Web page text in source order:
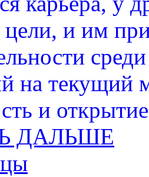
и им
на текущий
и открытие
ДАЛЬШЕ